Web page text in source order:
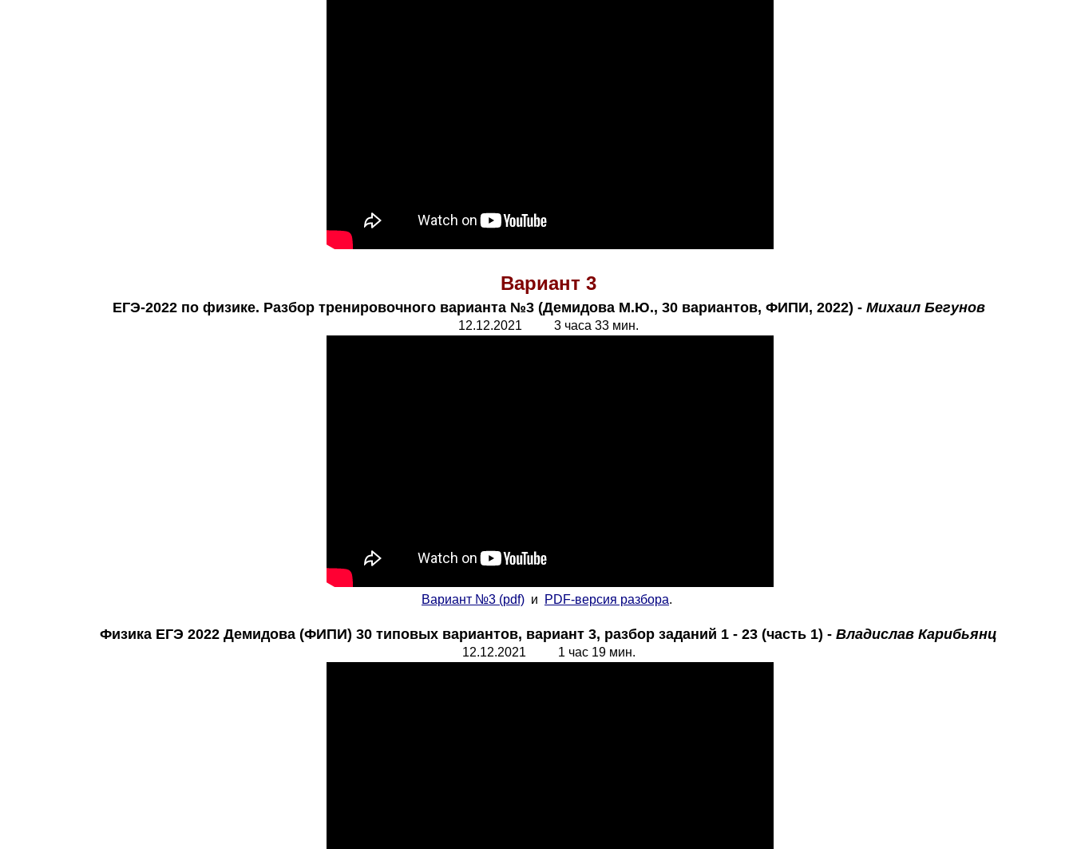
Вариант 3
ЕГЭ-2022 по физике. Разбор тренировочного варианта №3 (Демидова М.Ю., 30 вариантов, ФИПИ, 2022) - Михаил Бегунов
12.12.2021 3 часа 33 мин.
Вариант №3 (pdf) и PDF-версия разбора.
Физика ЕГЭ 2022 Демидова (ФИПИ) 30 типовых вариантов, вариант 3, разбор заданий 1 - 23 (часть 1) - Владислав Карибьянц
12.12.2021 1 час 19 мин.